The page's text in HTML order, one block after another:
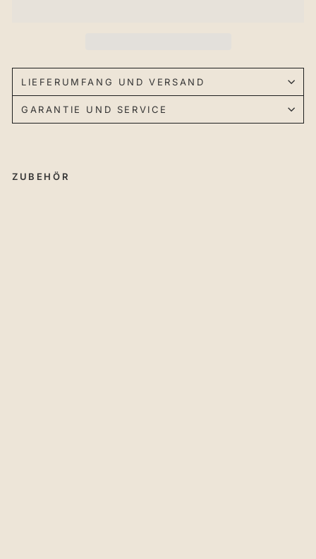
LIEFERUMFANG UND VERSAND
GARANTIE UND SERVICE
ZUBEHÖR